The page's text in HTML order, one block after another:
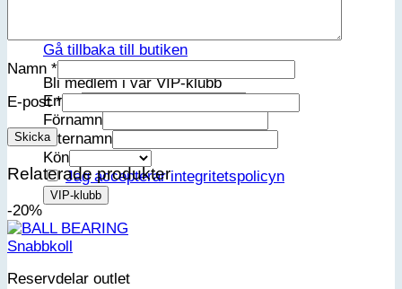
Gå tillbaka till butiken
Bli medlem i vår VIP-klubb
Email
Förnamn
Efternamn
Kön
Jag accepterar integritetspolicyn
Namn *
E-post*
Relaterade produkter
-20%
Snabbkoll
Reservdelar outlet